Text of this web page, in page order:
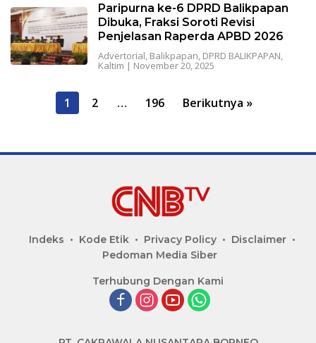
Paripurna ke-6 DPRD Balikpapan
Dibuka, Fraksi Soroti Revisi
Penjelasan Raperda APBD 2026
Advertorial, Balikpapan, DPRD BALIKPAPAN,
Kaltim | November 20, 2025
Navigasi
1 2 … 196 Berikutnya »
Indeks Kode Etik Privacy Policy
Disclaimer
Pedoman Media Siber
Terhubung Dengan Kami